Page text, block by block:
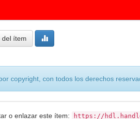
del ítem
copyright, con todos los derechos
o enlazar este ítem: https://